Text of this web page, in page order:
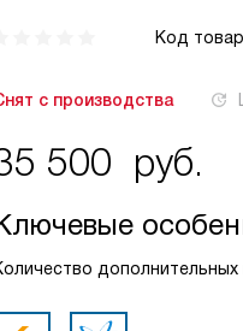
Код
с производства
500 руб.